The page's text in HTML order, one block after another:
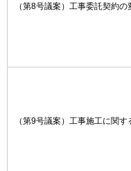
（第8号議案）工事委託契約の
（第9号議案）工事施工に関